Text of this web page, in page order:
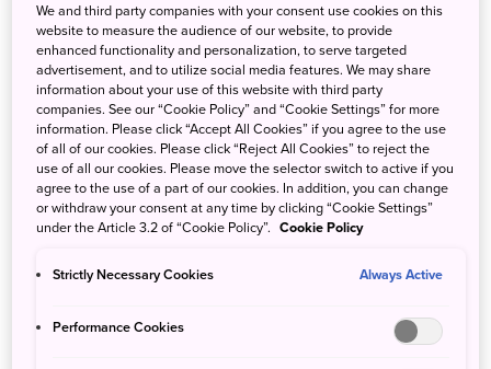
과거와 현재의 탕치 관습
혼욕 전통과 자연 요법
대표적인 탕치장
수 세기에 걸친 탕치의 전통
일본 전역에는 약 3,000곳의 온천지가 있는데 일본 환경성으로부
들은 온천수가 요양에 적합하다는 특성과 주변 자연환경이 가져다
We and third party companies with your consent use cookies on this
website to measure the audience of our website, to provide
enhanced functionality and personalization, to serve targeted
advertisement, and to utilize social media features. We may share
information about your use of this website with third party
companies. See our “Cookie Policy” and “Cookie Settings” for more
information. Please click “Accept All Cookies” if you agree to the use
of all of our cookies. Please click “Reject All Cookies” to reject the
use of all our cookies. Please move the selector switch to active if you
agree to the use of a part of our cookies. In addition, you can change
or withdraw your consent at any time by clicking “Cookie Settings”
under the Article 3.2 of “Cookie Policy”. Cookie Policy
Strictly Necessary Cookies Always Active
Performance Cookies